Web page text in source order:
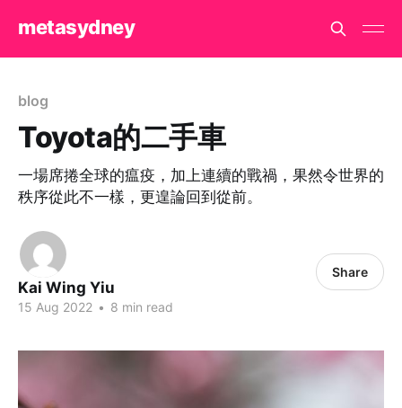
metasydney
blog
Toyota的二手車
一場席捲全球的瘟疫，加上連續的戰禍，果然令世界的
秩序從此不一樣，更遑論回到從前。
Kai Wing Yiu
15 Aug 2022 • 8 min read
Share